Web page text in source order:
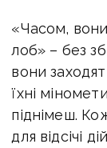
«Часом,
лоб» – без
вони
їхні
піднімеш.
для відсічі